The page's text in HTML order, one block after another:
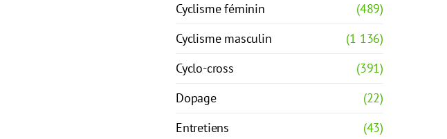
Cyclisme féminin
(489)
Cyclisme masculin
(1 136)
Cyclo-cross
(391)
Dopage
(22)
Entretiens
(43)